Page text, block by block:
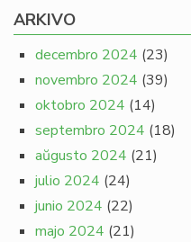
ARKIVO
decembro 2024 (23)
novembro 2024 (39)
oktobro 2024 (14)
septembro 2024 (18)
aŭgusto 2024 (21)
julio 2024 (24)
junio 2024 (22)
majo 2024 (21)